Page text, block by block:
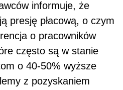
informuje, że
presję płacową, o czym
o pracowników
często są w stanie
o 40-50% wyższe
z pozyskaniem